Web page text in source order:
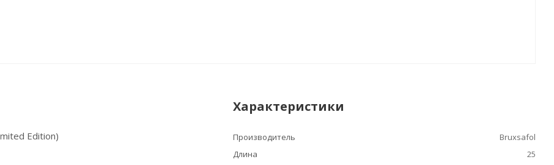
Edition)
Характеристики
Производитель
Bruxsafol
Длина
25